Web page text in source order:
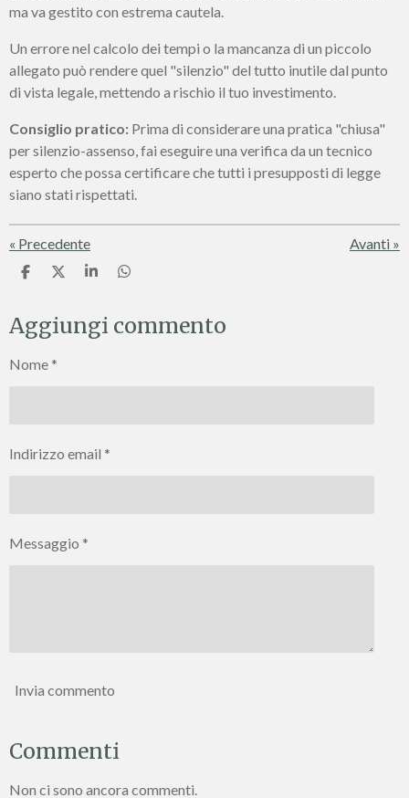
ma va gestito con estrema cautela.
Un errore nel calcolo dei tempi o la mancanza di un piccolo
allegato può rendere quel "silenzio" del tutto inutile dal punto
di vista legale, mettendo a rischio il tuo investimento.
Consiglio pratico: Prima di considerare una pratica "chiusa"
per silenzio-assenso, fai eseguire una verifica da un tecnico
esperto che possa certificare che tutti i presupposti di legge
siano stati rispettati.
« Precedente Avanti »
C
d
i
i
C
d
i
C
d
i
C
d
i
Aggiungi commento
Nome *
Indirizzo email *
Messaggio *
Invia commento
Commenti
Non ci sono ancora commenti.